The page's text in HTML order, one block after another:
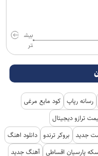
بیش
تر
رسانه رپاپ کود مایع مرغی
ترازو دیجیتال
جدید بروکر ترندو دانلود اهنگ
پارسیان اقساطی آهنگ جدید